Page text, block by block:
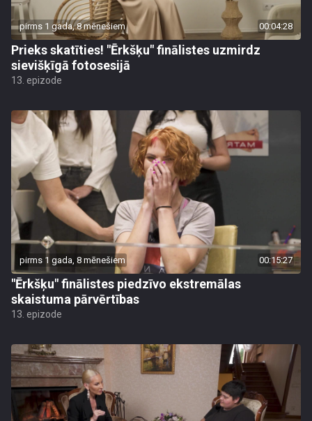
pirms 1 gada, 8 mēnešiem 00:04:28
Prieks skatīties! "Ērkšķu" finālistes uzmirdz
sievišķīgā fotosesijā
13. epizode
pirms 1 gada, 8 mēnešiem 00:15:27
"Ērkšķu" finālistes piedzīvo ekstremālas
skaistuma pārvērtības
13. epizode